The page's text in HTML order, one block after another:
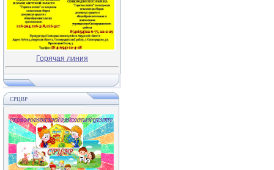
Горячая линия
СРЦВР